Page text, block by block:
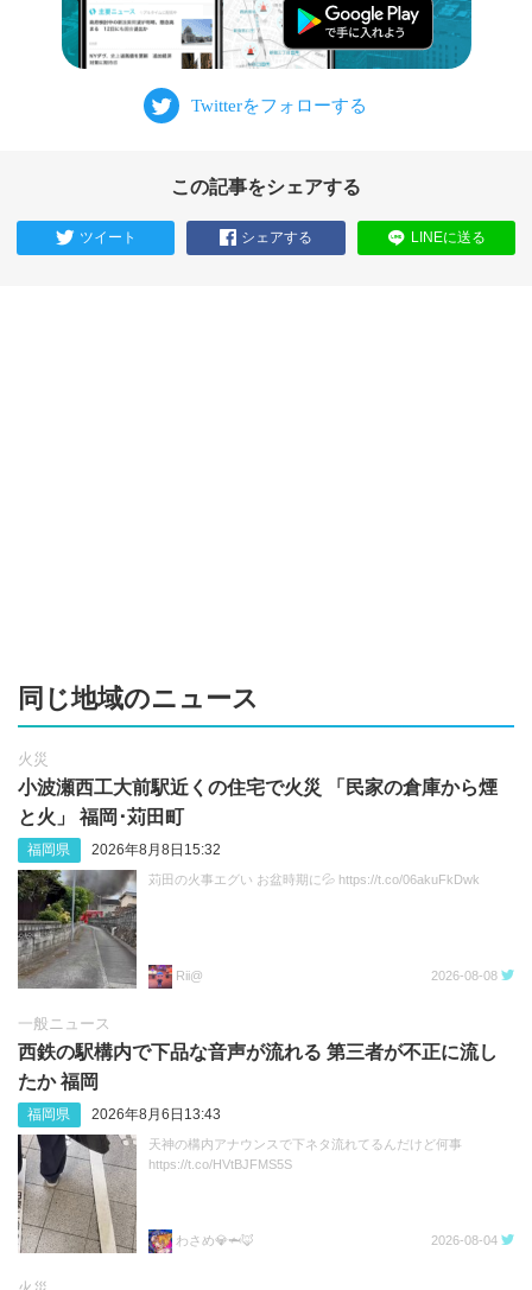
この記事をシェアする
ツイート シェアする LINEに送る
同じ地域のニュース
火災
小波瀬西工大前駅近くの住宅で火災 「民家の倉庫から煙
と火」 福岡･苅田町
福岡県 2026年8月8日15:32
苅田の火事エグい お盆時期に💦 https://t.co/06akuFkDwk
Rii@ 2026-08-08
一般ニュース
西鉄の駅構内で下品な音声が流れる 第三者が不正に流し
たか 福岡
福岡県 2026年8月6日13:43
天神の構内アナウンスで下ネタ流れてるんだけど何事
https://t.co/HVtBJFMS5S
わさめ💎🦈🦊 2026-08-04